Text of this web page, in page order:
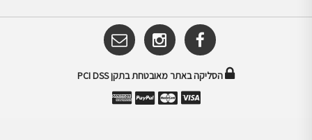
הסליקה באתר מאובטחת בתקן PCI DSS